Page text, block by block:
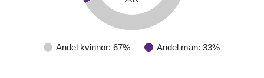
Andel kvinnor: 67% Andel män: 33%